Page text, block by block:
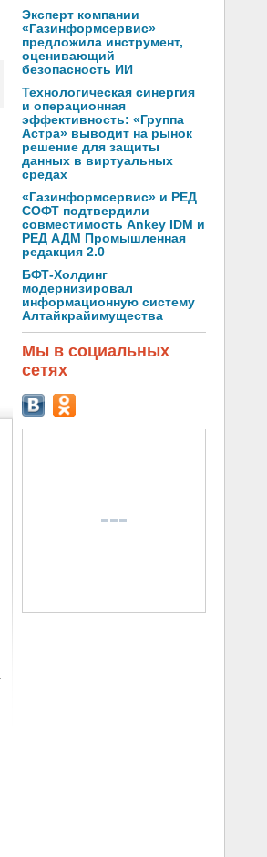
Эксперт компании
«Газинформсервис»
предложила инструмент,
оценивающий
безопасность ИИ
Технологическая синергия
и операционная
эффективность: «Группа
Астра» выводит на рынок
решение для защиты
данных в виртуальных
средах
«Газинформсервис» и РЕД
СОФТ подтвердили
совместимость Ankey IDM и
РЕД АДМ Промышленная
редакция 2.0
БФТ-Холдинг
модернизировал
информационную систему
Алтайкрайимущества
Мы в социальных
сетях